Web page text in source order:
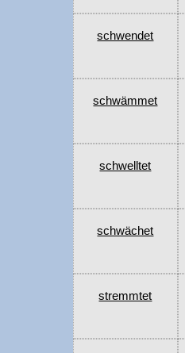
schwendet
schwämmet
schwelltet
schwächet
stremmtet